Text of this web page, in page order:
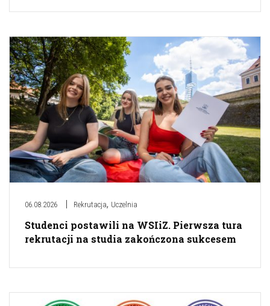
06.08.2026 Rekrutacja, Uczelnia
Studenci postawili na WSIiZ. Pierwsza tura
rekrutacji na studia zakończona sukcesem